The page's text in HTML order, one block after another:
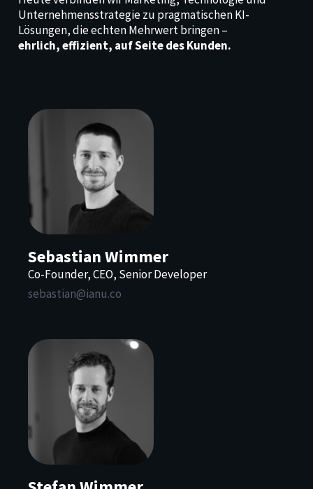
Unternehmensstrategie zu pragmatischen KI-
Lösungen, die echten Mehrwert bringen –
ehrlich, effizient, auf Seite des Kunden.
Sebastian Wimmer
Co-Founder, CEO, Senior Developer
sebastian@ianu.co